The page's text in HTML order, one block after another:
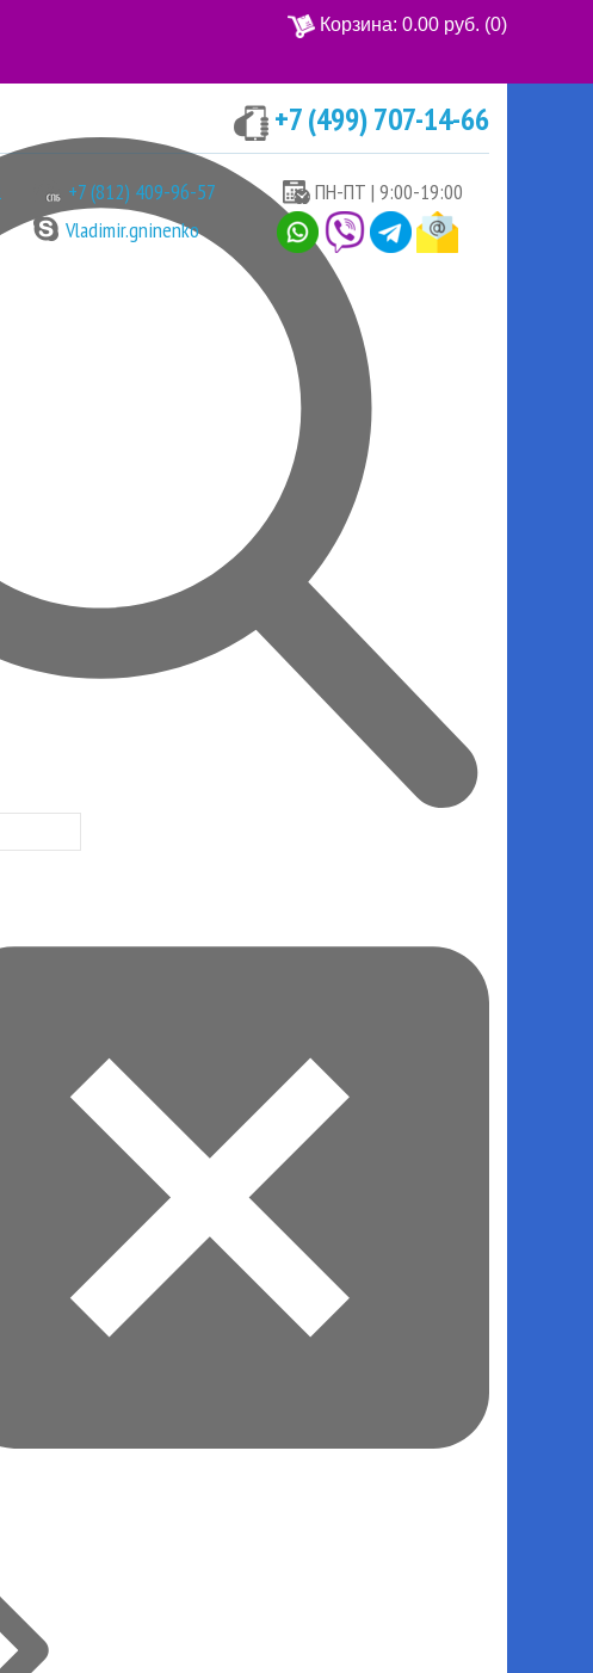
Корзина: 0.00 руб. (0)
+7 (499) 707-14-66
+7 (812) 409-96-57 ПН-ПТ | 9:00-19:00
Vladimir.gninenko